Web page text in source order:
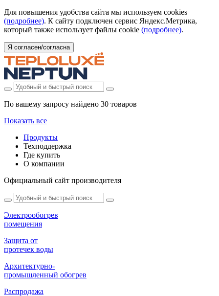
Для повышения удобства сайта мы используем cookies
(подробнее). К сайту подключен сервис Яндекс.Метрика,
который также использует файлы cookie (подробнее).
Я согласен/согласна
По вашему запросу найдено 30 товаров
Показать все
Продукты
Техподдержка
Где купить
О компании
Официальный сайт производителя
Электрообогрев
помещения
Защита от
протечек воды
Архитектурно-
промышленный обогрев
Распродажа